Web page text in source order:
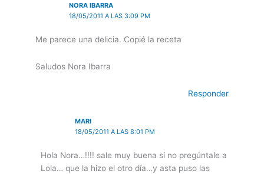
NORA IBARRA
18/05/2011 A LAS 3:09 PM
Me parece una delicia. Copié la receta
Saludos Nora Ibarra
Responder
MARI
18/05/2011 A LAS 8:01 PM
Hola Nora…!!!! sale muy buena si no pregúntale a
Lola… que la hizo el otro día…y asta puso las